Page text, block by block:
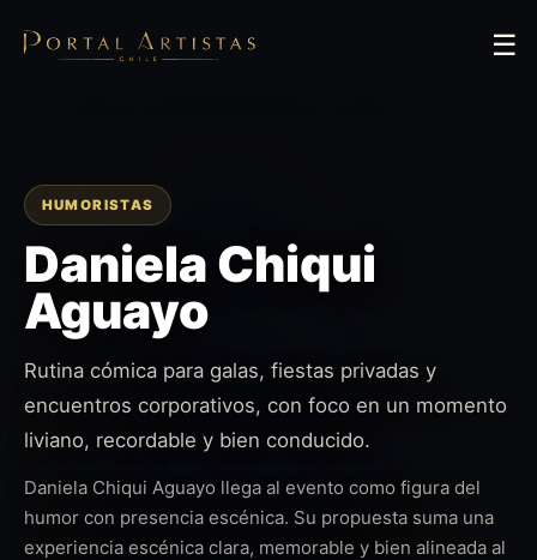
☰
HUMORISTAS
Daniela Chiqui
Aguayo
Rutina cómica para galas, fiestas privadas y
encuentros corporativos, con foco en un momento
liviano, recordable y bien conducido.
Daniela Chiqui Aguayo llega al evento como figura del
humor con presencia escénica. Su propuesta suma una
experiencia escénica clara, memorable y bien alineada al